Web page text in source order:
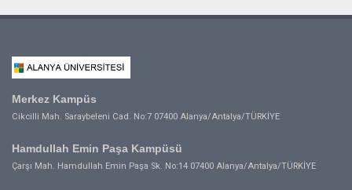
Merkez Kampüs
Cikcilli Mah. Saraybeleni Cad. No:7 07400 Alanya/Antalya/TÜRKİYE
Hamdullah Emin Paşa Kampüsü
Çarşı Mah. Hamdullah Emin Paşa Sk. No:14 07400 Alanya/Antalya/TÜRKİYE